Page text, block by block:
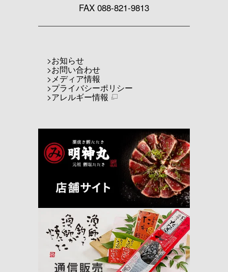
FAX 088-821-9813
お知らせ
お問い合わせ
メディア情報
プライバシーポリシー
アレルギー情報